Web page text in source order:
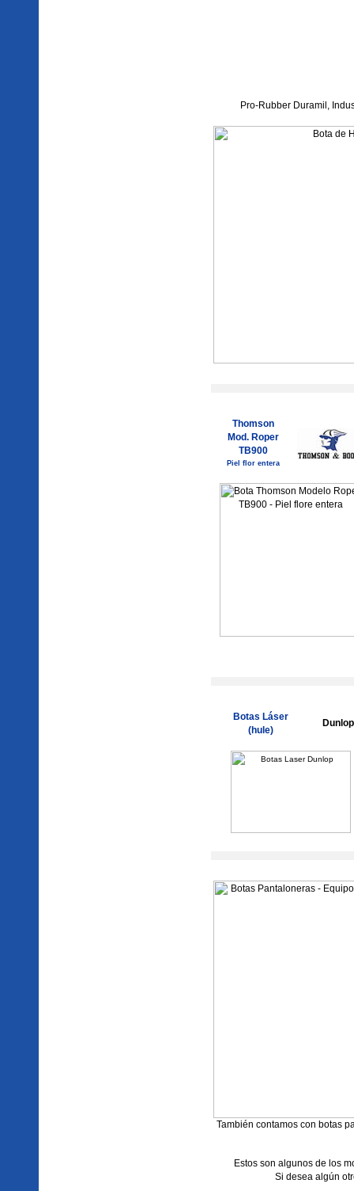
Pro-Rubber Duramil,
Thomson
Mod. Roper
TB900
Piel flor entera
Botas Láser
(hule)
Dunlop
También contamos con botas
Estos son algunos de los
Si desea algún